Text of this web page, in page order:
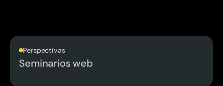
Perspectivas
Seminarios web